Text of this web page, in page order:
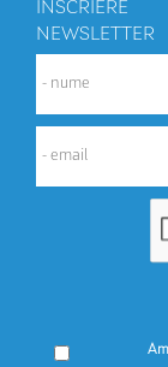
INSCRIERE
NEWSLETTER